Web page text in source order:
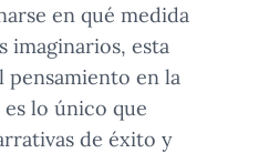
en qué medida
imaginarios, esta
en la
lo único que
de éxito y